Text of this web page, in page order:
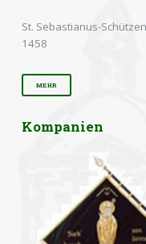
St. Sebastianus-
1458
MEHR
Kompanien